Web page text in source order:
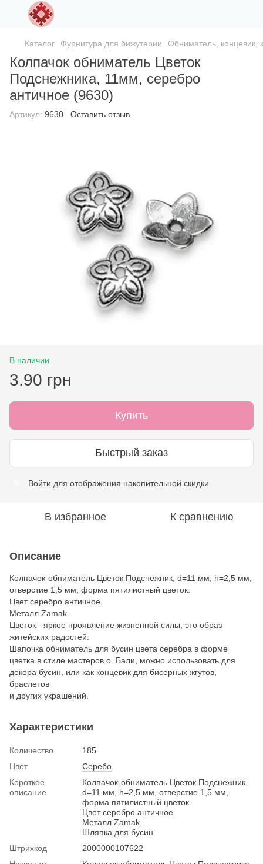
Каталог Фурнитура для бижутерии Обниматель, концевик,
Колпачок обниматель Цветок
Подснежника, 11мм, серебро
античное (9630)
Артикул: 9630 Оставить отзыв
В наличии
3.90 грн
Купить
Быстрый заказ
Войти для отображения накопительной скидки
В избранное К сравнению
Описание
Колпачок-обниматель Цветок Подснежник, d=11 мм, h=2,5 мм,
отверстие 1,5 мм, форма пятилистный цветок.
Цвет серебро античное.
Металл Zamak.
Цветок - яркое проявление жизненной силы, это образ
житейских радостей.
Шапочка обниматель для бусин цвета серебра в форме
цветка в стиле мастеров о. Бали, можно использовать для
декора бусин, или как концевик для бисерных жгутов,
браслетов
и других украшений.
Характеристики
Количество
185
Цвет
Серебо
Короткое
описание
Колпачок-обниматель Цветок Подснежник,
d=11 мм, h=2,5 мм, отверстие 1,5 мм,
форма пятилистный цветок.
Цвет серебро античное.
Металл Zamak.
Шляпка для бусин.
Штрихкод
2000000107622